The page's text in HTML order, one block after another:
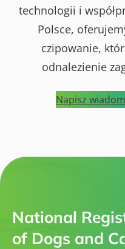
technologii i
Polsce,
czipowanie,
odnalezienie
Napisz
National
of Dogs and